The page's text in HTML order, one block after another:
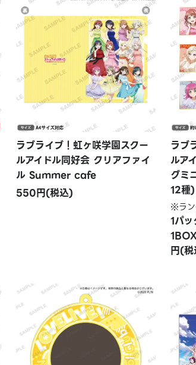
ラブライブ！虹ヶ咲学園スクー
ルアイドル同好会 クリアファイ
ル Summer cafe
550円(税込)
ラブ
ルア
グミ
12種)
※ラン
1パ
円(